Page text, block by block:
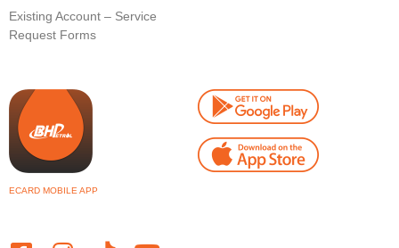
Existing Account – Service
Request Forms
ECARD MOBILE APP